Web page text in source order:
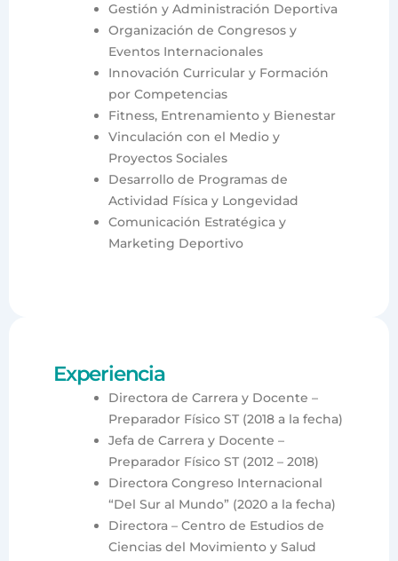
Gestión y Administración Deportiva
Organización de Congresos y
Eventos Internacionales
Innovación Curricular y Formación
por Competencias
Fitness, Entrenamiento y Bienestar
Vinculación con el Medio y
Proyectos Sociales
Desarrollo de Programas de
Actividad Física y Longevidad
Comunicación Estratégica y
Marketing Deportivo
Experiencia
Directora de Carrera y Docente –
Preparador Físico ST (2018 a la fecha)
Jefa de Carrera y Docente –
Preparador Físico ST (2012 – 2018)
Directora Congreso Internacional
“Del Sur al Mundo” (2020 a la fecha)
Directora – Centro de Estudios de
Ciencias del Movimiento y Salud